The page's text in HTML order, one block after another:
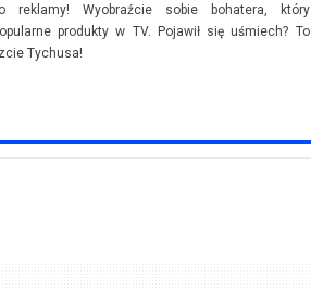
reklamy! Wyobraźcie sobie bohatera, który
produkty w TV. Pojawił się uśmiech? To
Tychusa!